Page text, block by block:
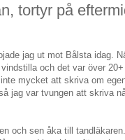
tortyr på
jag ut mot Bålsta idag.
och det var över
mycket att skriva om
jag var tvungen att skriva
och sen åka till